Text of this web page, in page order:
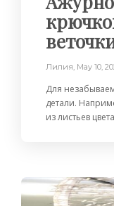
Лилия May 10,
Для
детали.
из листьев